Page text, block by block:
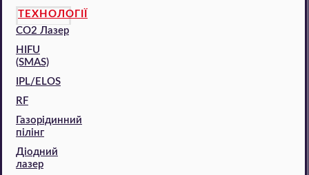
ТЕХНОЛОГІЇ
CO2 Лазер
HIFU
(SMAS)
IPL/ELOS
RF
Газорідинний
пілінг
Діодний
лазер